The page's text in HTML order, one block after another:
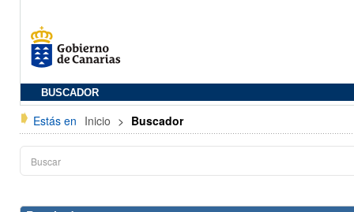
BUSCADOR
Estás en Inicio > Buscador